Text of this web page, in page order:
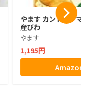
やます カントリーマ
産びわ
やます
1,195円
Amazon